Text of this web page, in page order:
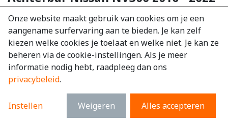
EAN: 7434957337361
€256,52excl. BTW
€310,39 incl. BTW
Merk:Nissan
Materiaal
Onze website maakt gebruik van cookies om je een
aangename surfervaring aan te bieden. Je kan zelf
kiezen welke cookies je toelaat en welke niet. Je kan ze
beheren via de cookie-instellingen. Als je meer
informatie nodig hebt, raadpleeg dan ons
privacybeleid.
Instellen Weigeren Alles accepteren